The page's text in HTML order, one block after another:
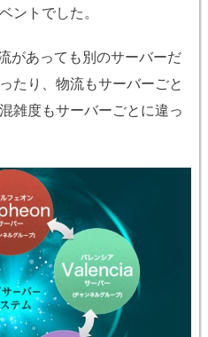
ントでした。
があっても別のサーバーだ
たり、物流もサーバーごと
雑度もサーバーごとに違っ